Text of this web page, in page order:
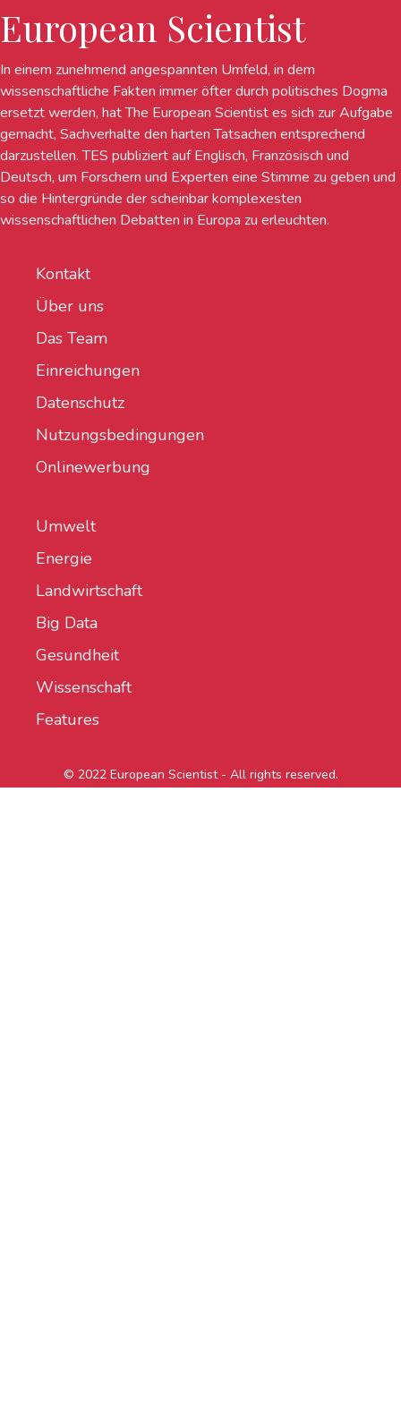
European Scientist
In einem zunehmend angespannten Umfeld, in dem
wissenschaftliche Fakten immer öfter durch politisches Dogma
ersetzt werden, hat The European Scientist es sich zur Aufgabe
gemacht, Sachverhalte den harten Tatsachen entsprechend
darzustellen. TES publiziert auf Englisch, Französisch und
Deutsch, um Forschern und Experten eine Stimme zu geben und
so die Hintergründe der scheinbar komplexesten
wissenschaftlichen Debatten in Europa zu erleuchten.
Kontakt
Über uns
Das Team
Einreichungen
Datenschutz
Nutzungsbedingungen
Onlinewerbung
Umwelt
Energie
Landwirtschaft
Big Data
Gesundheit
Wissenschaft
Features
© 2022 European Scientist - All rights reserved.